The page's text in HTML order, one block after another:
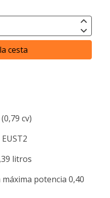
cesta
cv)
litros
potencia 0,40